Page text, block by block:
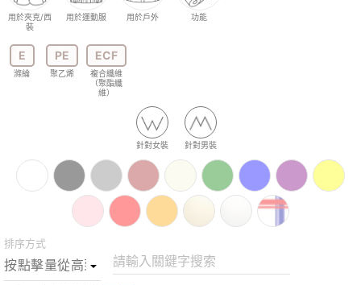
用於夾克/西
裝
用於運動服 用於戶外 功能
E
滌綸
PE
聚乙烯
ECF
複合纖維
（聚酯纖
維）
針對女裝 針對男裝
排序方式
請輸入關鍵字搜索